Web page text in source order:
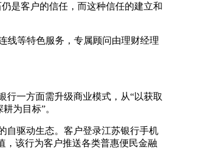
是客户的信任，而这种信任的建立和
线等特色服务，专属顾问由理财经理
行一方面需升级商业模式，从“以获取
为目标”。
自驱动生态。客户登录江苏银行手机
，该行为客户推送各类普惠便民金融